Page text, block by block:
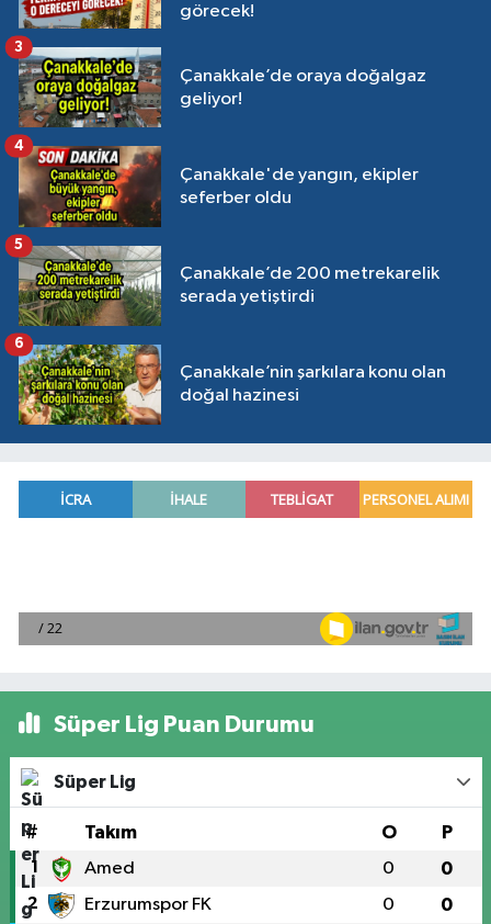
görecek!
Çanakkale’de oraya doğalgaz
geliyor!
3
Çanakkale'de yangın, ekipler
seferber oldu
4
Çanakkale’de 200 metrekarelik
serada yetiştirdi
5
Çanakkale’nin şarkılara konu olan
doğal hazinesi
6
Süper Lig Puan Durumu
Süper Lig
# Takım O P
1 Amed 0 0
2 Erzurumspor FK 0 0